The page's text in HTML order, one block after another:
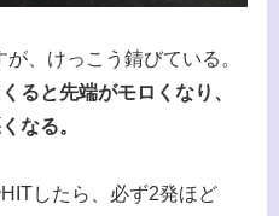
、けっこう錆びている。
ると先端がモロくなり、
なる。
したら、必ず2発ほど